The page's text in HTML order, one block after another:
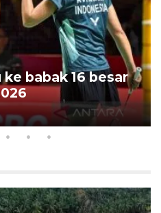
babak 16 besar